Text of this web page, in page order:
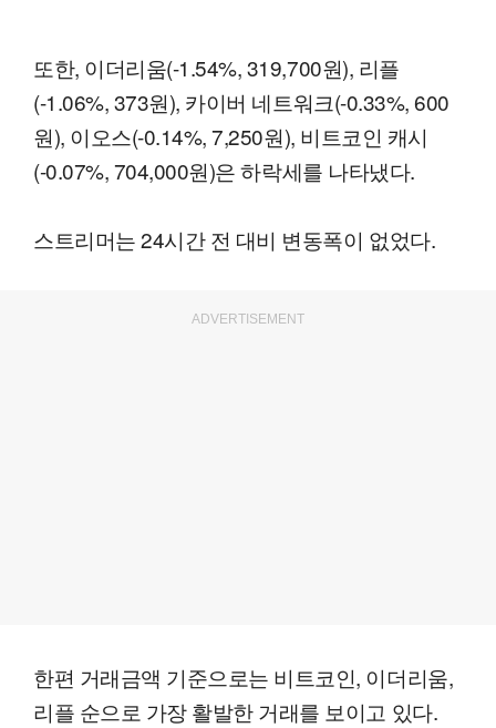
또한, 이더리움(-1.54%, 319,700원), 리플
(-1.06%, 373원), 카이버 네트워크(-0.33%, 600
원), 이오스(-0.14%, 7,250원), 비트코인 캐시
(-0.07%, 704,000원)은 하락세를 나타냈다.
스트리머는 24시간 전 대비 변동폭이 없었다.
ADVERTISEMENT
한편 거래금액 기준으로는 비트코인, 이더리움,
리플 순으로 가장 활발한 거래를 보이고 있다.